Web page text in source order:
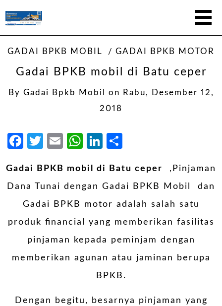
GADAI BPKB MOBIL GADAI BPKB MOTOR
Gadai BPKB mobil di Batu ceper
By Gadai Bpkb Mobil on
Rabu, Desember 12,
2018
Facebook
Twitter
EmailWhatsApp
LinkedIn
Gadai BPKB mobil di Batu ceper
,Pinjaman
Dana Tunai dengan Gadai BPKB Mobil
dan
Gadai BPKB motor adalah salah satu
produk financial yang memberikan fasilitas
pinjaman kepada peminjam dengan
memberikan agunan atau jaminan berupa
BPKB.
Dengan begitu, besarnya pinjaman yang